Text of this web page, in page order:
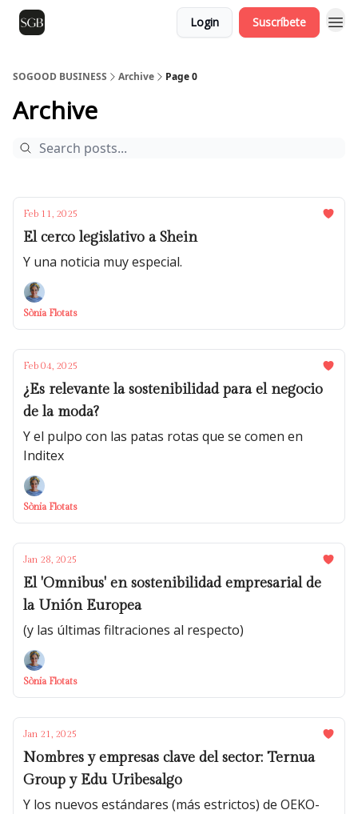
Login Suscríbete
SOGOOD BUSINESS Archive Page 0
Archive
Feb 11, 2025
El cerco legislativo a Shein
Y una noticia muy especial.
Sònia Flotats
Feb 04, 2025
¿Es relevante la sostenibilidad para el negocio
de la moda?
Y el pulpo con las patas rotas que se comen en
Inditex
Sònia Flotats
Jan 28, 2025
El 'Omnibus' en sostenibilidad empresarial de
la Unión Europea
(y las últimas filtraciones al respecto)
Sònia Flotats
Jan 21, 2025
Nombres y empresas clave del sector: Ternua
Group y Edu Uribesalgo
Y los nuevos estándares (más estrictos) de OEKO-